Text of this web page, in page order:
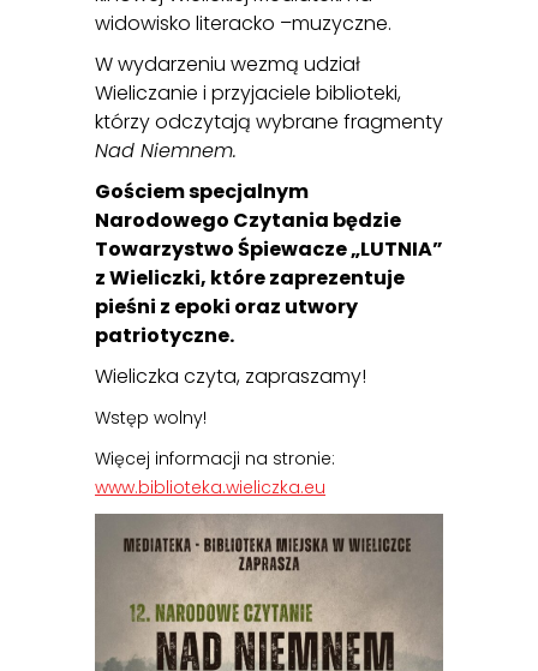
widowisko literacko –muzyczne.
W wydarzeniu wezmą udział
Wieliczanie i przyjaciele biblioteki,
którzy odczytają wybrane fragmenty
Nad Niemnem.
Gościem specjalnym
Narodowego Czytania będzie
Towarzystwo Śpiewacze „LUTNIA”
z Wieliczki, które zaprezentuje
pieśni z epoki oraz utwory
patriotyczne.
Wieliczka czyta, zapraszamy!
Wstęp wolny!
Więcej informacji na stronie:
www.biblioteka.wieliczka.eu